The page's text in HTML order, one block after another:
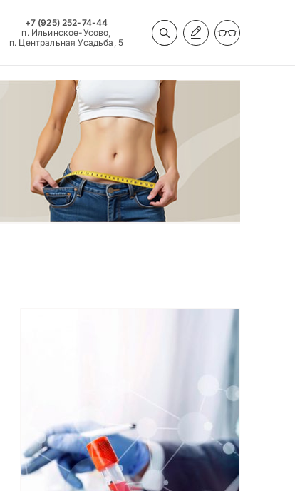
+7 (925) 252-74-44
п. Ильинское-Усово,
п. Центральная Усадьба, 5